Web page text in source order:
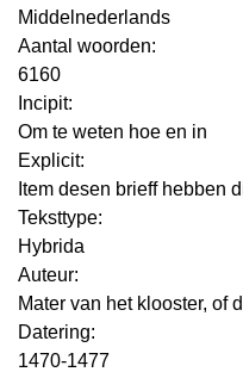
Middelnederlands
Aantal woorden:
6160
Incipit:
Om te weten hoe en in
Explicit:
Item desen brieff hebben
Teksttype:
Hybrida
Auteur:
Mater van het klooster, of
Datering:
1470-1477